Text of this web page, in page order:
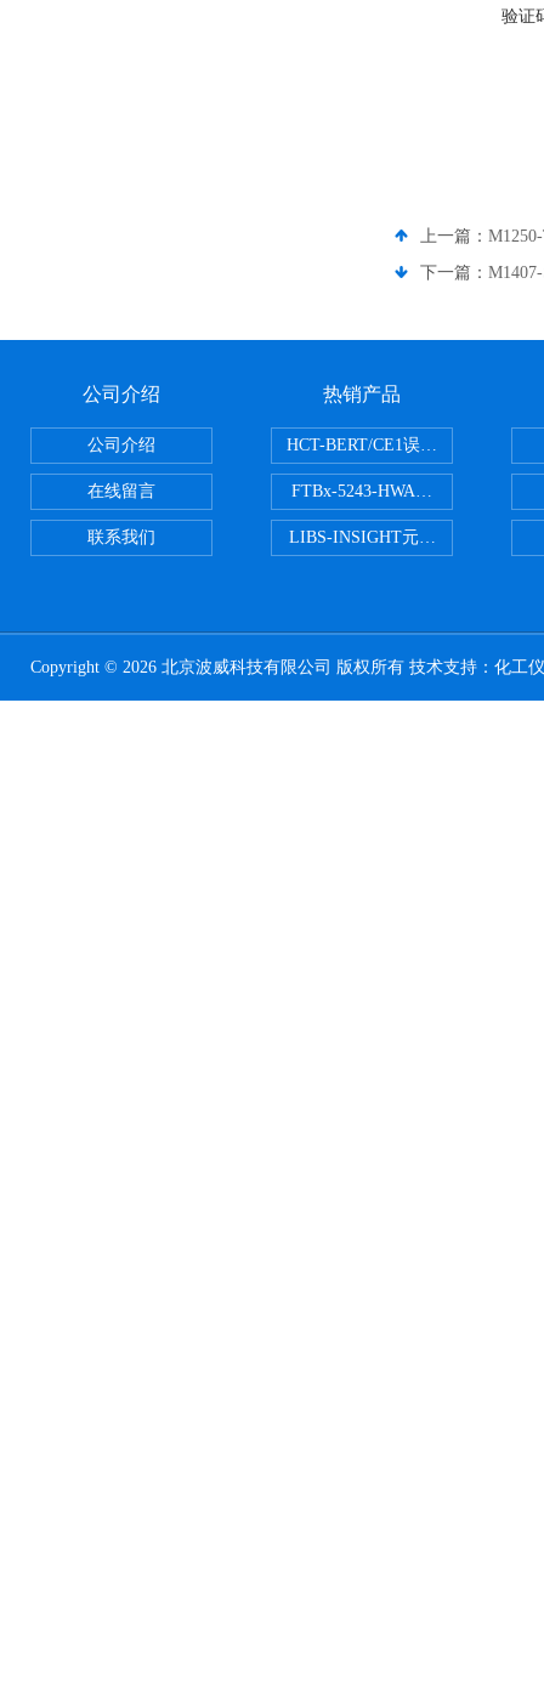
验证
上一篇：
下一篇：
公司介绍
公司介绍
在线留言
联系我们
热销产品
HCT-BERT/CE1误码测试仪
FTBx-5243-HWA光谱分析仪
LIBS-INSIGHT元素光谱分析仪
Copyright © 2026 北京波威科技有限公司 版权所有 技术支持： 化工